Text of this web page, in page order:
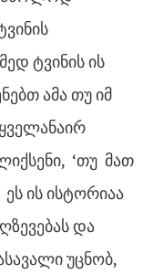
ტვინის ის
ამა თუ იმ
‘თუ მათ
ის ისტორიაა
და
უცნობ,